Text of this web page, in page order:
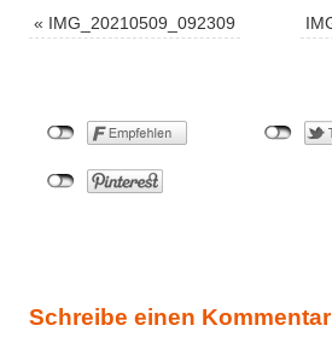
« IMG_20210509_092309
Schreibe einen Kommentar